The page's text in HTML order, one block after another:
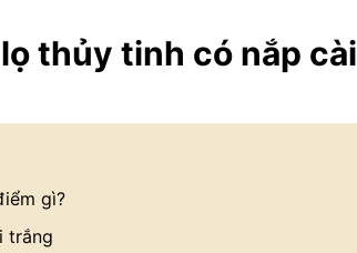
thủy tinh có nắp cài
gì?
trắng